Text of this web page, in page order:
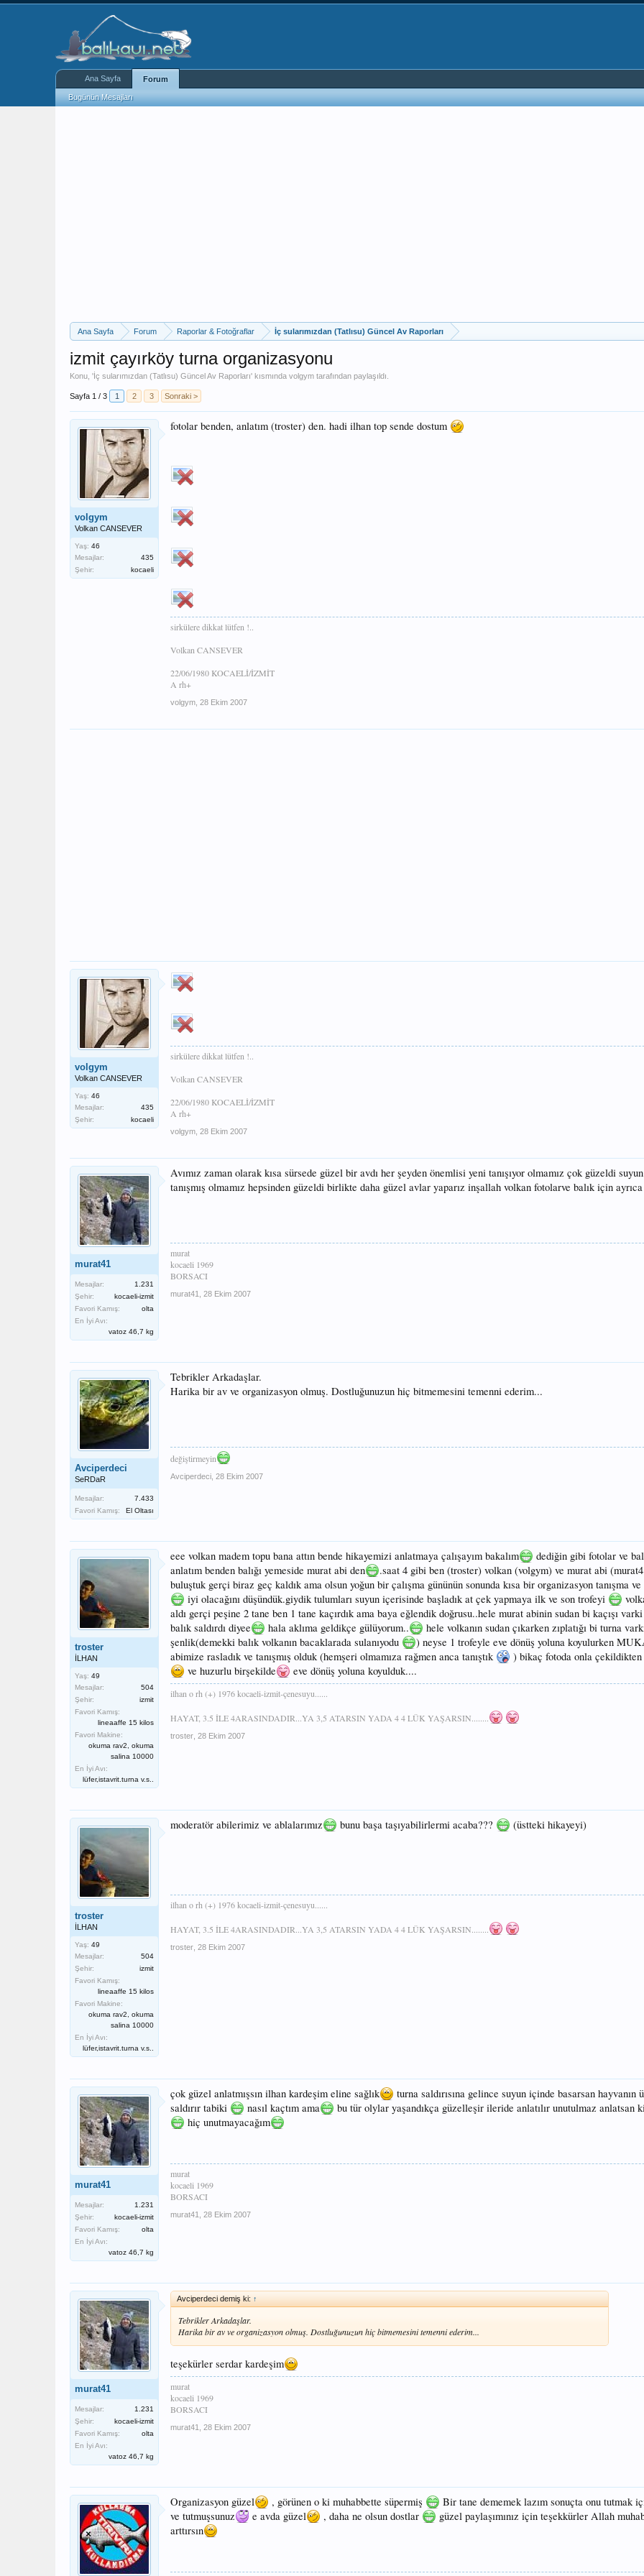
Ana Sayfa Forum Raporlar & Fotoğraflar İç sularımızdan (Tatlısu) Güncel Av Raporları
izmit çayırköy turna organizasyonu
Konu, 'İç sularımızdan (Tatlısu) Güncel Av Raporları' kısmında volgym tarafından paylaşıldı.
Sayfa 1 / 3 1 2 3 Sonraki >
volgym
Volkan CANSEVER
Yaş: 46
Mesajlar:
435
Şehir:
kocaeli
fotolar benden, anlatım (troster) den. hadi ilhan top sende dostum
sirkülere dikkat lütfen !..
Volkan CANSEVER
22/06/1980 KOCAELİ/İZMİT
A rh+
volgym 28 Ekim 2007
volgym
Volkan CANSEVER
Yaş: 46
Mesajlar:
435
Şehir:
kocaeli
sirkülere dikkat lütfen !..
Volkan CANSEVER
22/06/1980 KOCAELİ/İZMİT
A rh+
volgym 28 Ekim 2007
murat41
Mesajlar:
1.231
Şehir:
kocaeli-izmit
Favori Kamış:
olta
En İyi Avı:
vatoz 46,7 kg
Avımız zaman olarak kısa sürsede güzel bir avdı her şeyden önemlisi yeni tanışıyor olmamız çok güzeldi
tanışmış olmamız hepsinden güzeldi birlikte daha güzel avlar yaparız inşallah volkan fotolarve balık için
murat
kocaeli 1969
BORSACI
murat41 28 Ekim 2007
Avciperdeci
SeRDaR
Mesajlar:
7.433
Favori Kamış:
El Oltası
Tebrikler Arkadaşlar.
Harika bir av ve organizasyon olmuş. Dostluğunuzun hiç bitmemesini temenni ederim...
değiştirmeyin
Avciperdeci 28 Ekim 2007
troster
İLHAN
Yaş: 49
Mesajlar:
504
Şehir:
izmit
Favori Kamış:
lineaaffe 15 kilos
Favori Makine:
okuma rav2, okuma
salina 10000
En İyi Avı:
lüfer,istavrit.turna v.s..
eee volkan madem topu bana attın bende hikayemizi anlatmaya çalışayım bakalım
dediğin gibi fotolar ve
anlatım benden balığı yemeside murat abi den
.saat 4 gibi ben (troster) volkan (volgym) ve murat abi
buluştuk gerçi biraz geç kaldık ama olsun yoğun bir çalışma gününün sonunda kısa bir organizasyon tanışma ve
iyi olacağını düşündük.giydik tulumları suyun içerisinde başladık at çek yapmaya ilk ve son trofeyi
aldı gerçi peşine 2 tane ben 1 tane kaçırdık ama baya eğlendik doğrusu..hele murat abinin sudan bi kaçışı
balık saldırdı diyee
hala aklıma geldikçe gülüyorum..
hele volkanın sudan çıkarken zıplatığı bi turna
şenlik(demekki balık volkanın bacaklarada sulanıyodu
) neyse 1 trofeyle eve dönüş yoluna koyulurken
abimize rasladık ve tanışmış olduk (hemşeri olmamıza rağmen anca tanıştık
) bikaç fotoda onla
ve huzurlu birşekilde
eve dönüş yoluna koyulduk....
ilhan o rh (+) 1976 kocaeli-izmit-çenesuyu......
HAYAT, 3.5 İLE 4ARASINDADIR...YA 3,5 ATARSIN YADA 4 4 LÜK YAŞARSIN........
troster 28 Ekim 2007
troster
İLHAN
Yaş: 49
Mesajlar:
504
Şehir:
izmit
Favori Kamış:
lineaaffe 15 kilos
Favori Makine:
okuma rav2, okuma
salina 10000
En İyi Avı:
lüfer,istavrit.turna v.s..
moderatör abilerimiz ve ablalarımız bunu başa taşıyabilirlermi acaba??? (üstteki hikayeyi)
ilhan o rh (+) 1976 kocaeli-izmit-çenesuyu......
HAYAT, 3.5 İLE 4ARASINDADIR...YA 3,5 ATARSIN YADA 4 4 LÜK YAŞARSIN........
troster 28 Ekim 2007
murat41
Mesajlar:
1.231
Şehir:
kocaeli-izmit
Favori Kamış:
olta
En İyi Avı:
vatoz 46,7 kg
çok güzel anlatmışsın ilhan kardeşim eline sağlık
turna saldırısına gelince suyun içinde basarsan hayvanın
saldırır tabiki
nasıl kaçtım ama
bu tür olylar yaşandıkça güzelleşir ileride anlatılır unutulmaz anlatsan
hiç unutmayacağım
murat
kocaeli 1969
BORSACI
murat41 28 Ekim 2007
murat41
Mesajlar:
1.231
Şehir:
kocaeli-izmit
Favori Kamış:
olta
En İyi Avı:
vatoz 46,7 kg
Avciperdeci demiş ki: ↑
Tebrikler Arkadaşlar.
Harika bir av ve organizasyon olmuş. Dostluğunuzun hiç bitmemesini temenni ederim...
teşekürler serdar kardeşim
murat
kocaeli 1969
BORSACI
murat41 28 Ekim 2007
Organizasyon güzel , görünen o ki muhabbette süpermiş
Bir tane dememek lazım sonuçta onu tutmak
ve tutmuşsunuz
e avda güzel , daha ne olsun dostlar
güzel paylaşımınız için teşekkürler Allah
arttırsın
Ana Sayfa Forum
Bugünün Mesajları